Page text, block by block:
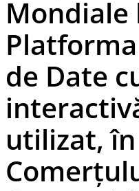
Mondiale
de Date
utilizat,